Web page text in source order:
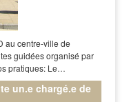
au centre-ville de
guidées organisé par
pratiques: Le…
un.e chargé.e de